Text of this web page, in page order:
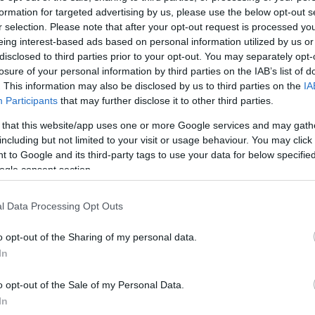
for targeted advertising by us, please use the below opt-out
selection. Please note that after your opt-out request is processed
interest-based ads based on personal information utilized by us
to third parties prior to your opt-out. You may separately
of your personal information by third parties on the IAB’s list of
This information may also be disclosed by us to third parties on the
Participants that may further disclose it to other third parties.
that this website/app uses one or more Google services and may
but not limited to your visit or usage behaviour. You may
to Google and its third-party tags to use your data for below
consent section.
Data Processing Opt Outs
opt-out of the Sharing of my personal data.
opt-out of the Sale of my Personal Data.
szerepelnek a repertoáron, nem
illetve rossz az intézmény marketingje, ami
tartalommal rendelkező honlapján érhető
koverbela.hu